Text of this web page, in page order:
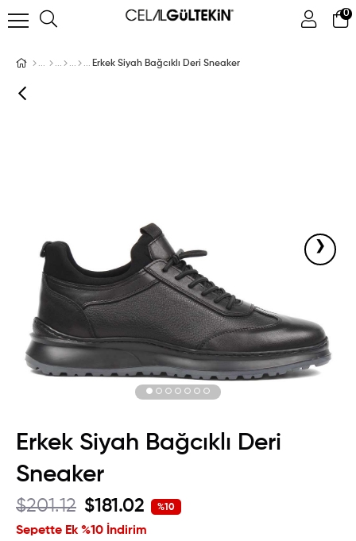
0
ÜYE GIRIŞI ÜYE OL Facebook İle Bağlan
Erkek Siyah Bağcıklı Deri Sneaker
›
Erkek Siyah Bağcıklı Deri
Sneaker
$201.12 $181.02
Sepette Ek %10 İndirim
%10